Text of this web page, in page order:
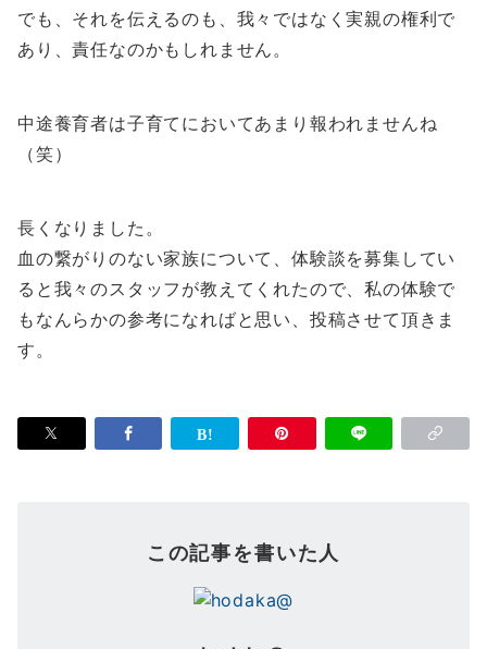
でも、それを伝えるのも、我々ではなく実親の権利で
あり、責任なのかもしれません。
中途養育者は子育てにおいてあまり報われませんね
（笑）
長くなりました。
血の繋がりのない家族について、体験談を募集してい
ると我々のスタッフが教えてくれたので、私の体験で
もなんらかの参考になればと思い、投稿させて頂きま
す。
この記事を書いた人